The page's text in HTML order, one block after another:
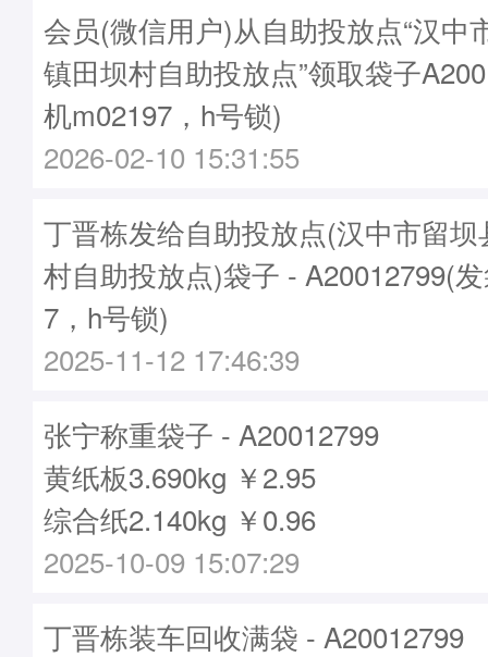
会员(微信用户)从自助投放点“汉中
镇田坝村自助投放点”领取袋子
机m02197，h号锁)
2026-02-10 15:31:55
丁晋栋发给自助投放点(汉中市留
村自助投放点)袋子 - A20012799(
7，h号锁)
2025-11-12 17:46:39
张宁称重袋子 - A20012799
黄纸板3.690kg ￥2.95
综合纸2.140kg ￥0.96
2025-10-09 15:07:29
丁晋栋装车回收满袋 - A20012799